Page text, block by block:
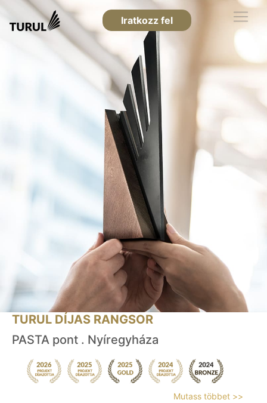
Iratkozz fel
TURUL DÍJAS RANGSOR
PASTA pont . Nyíregyháza
Mutass többet >>